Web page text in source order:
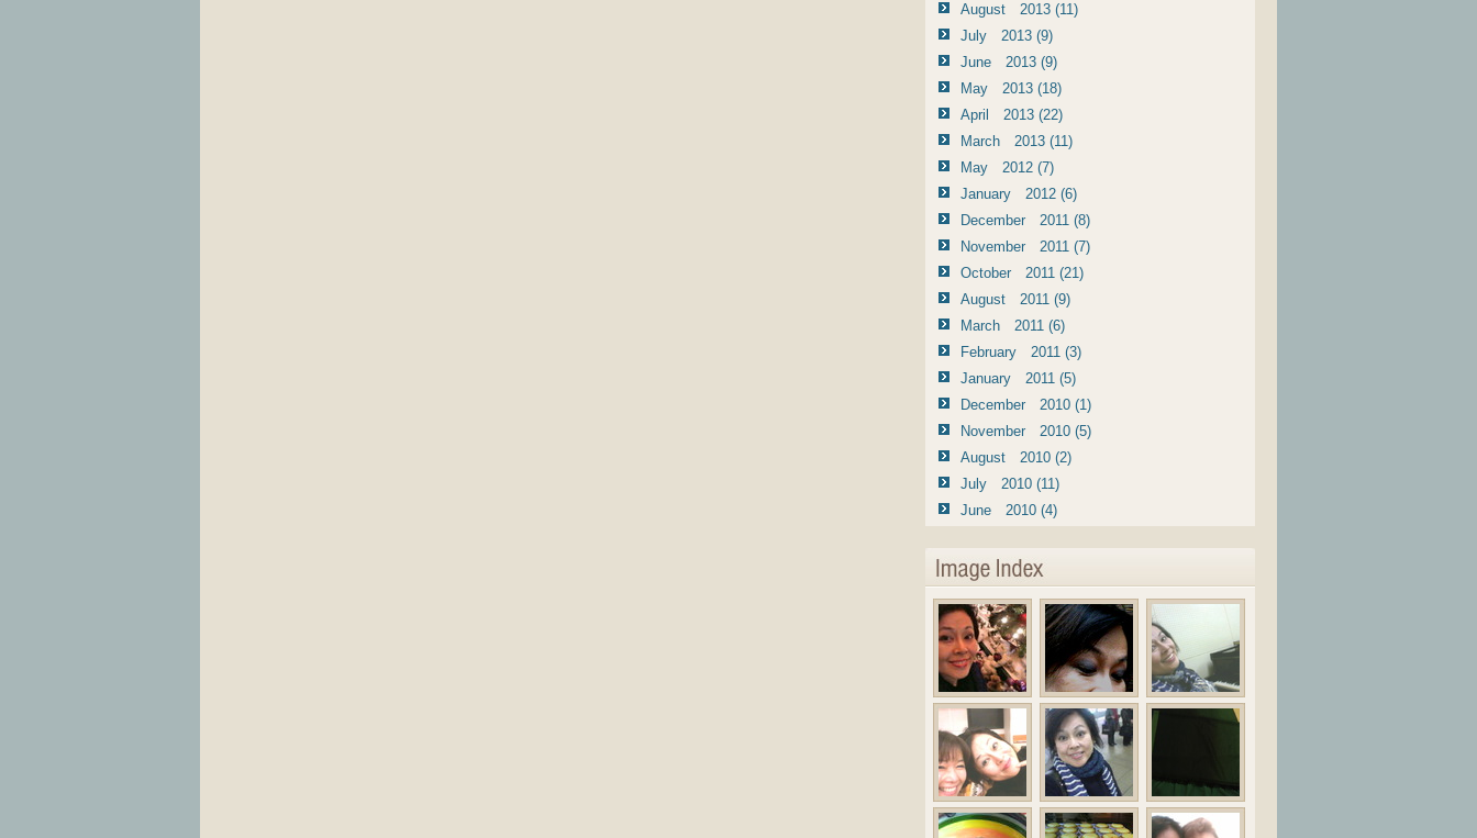
August 2013 (11)
July 2013 (9)
June 2013 (9)
May 2013 (18)
April 2013 (22)
March 2013 (11)
May 2012 (7)
January 2012 (6)
December 2011 (8)
November 2011 (7)
October 2011 (21)
August 2011 (9)
March 2011 (6)
February 2011 (3)
January 2011 (5)
December 2010 (1)
November 2010 (5)
August 2010 (2)
July 2010 (11)
June 2010 (4)